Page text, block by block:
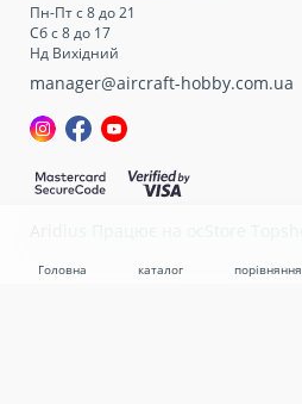
Головна каталог порівняння
Пн-Пт с 8 до 21
Сб с 8 до 17
Нд Вихідний
manager@aircraft-hobby.com.ua